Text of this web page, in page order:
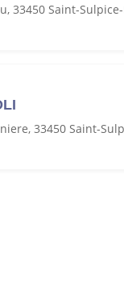
33450 Saint-
33450 Saint-